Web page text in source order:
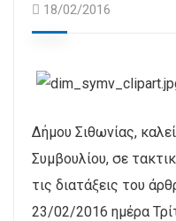
18/02/2016
Δήμου Σιθωνίας,
Συμβουλίου, σε
τις διατάξεις του
23/02/2016 ημέρα